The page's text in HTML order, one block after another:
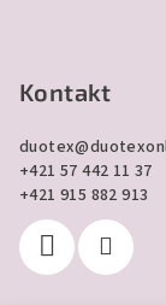
Kontakt
duotex@
+421 57 442 11 37
+421 915 882 913